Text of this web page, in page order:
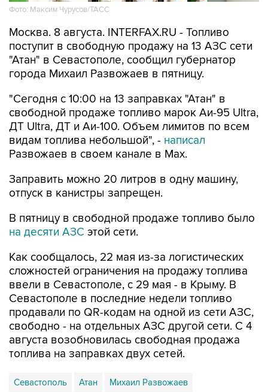
Москва. 8 августа. INTERFAX.RU - Топливо
"Атан" в Севастополе, сообщил губернатор
города Михаил Развожаев в пятницу.
"Сегодня с 10:00 на 13 заправках "Атан" в
ДТ Ultra, ДТ и Аи-100. Объем лимитов по всем
видам топлива небольшой", - написал
Развожаев в своем канале в Max.
Заправить можно 20 литров в одну машину,
В пятницу в свободной продаже топливо было
Как сообщалось, 22 мая из-за логистических
ввели в Севастополе, с 29 мая - в Крыму. В
Севастополе в последние недели топливо
продавали по QR-кодам на одной из сети АЗС,
свободно - на отдельных АЗС другой сети. С 4
августа возобновилась свободная продажа
топлива на заправках двух сетей.
Севастополь Атан Михаил Развожаев